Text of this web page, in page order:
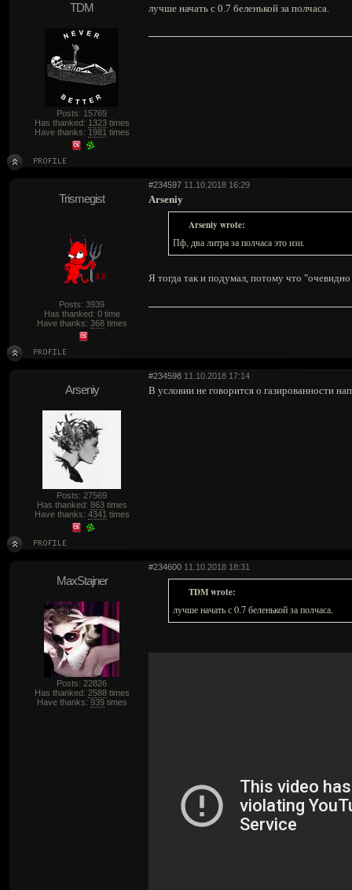
TDM
Posts: 15769
Has thanked: 1323times
Have thanks: 1981 times
лучше начать с 0.7 беленькой за полчаса.
#234597 11.10.2018 16:29
Trismegist
Posts: 3939
Has thanked: 0 time
Have thanks: 368times
Arseniy
Arseniy wrote:
Пф, два литра за полчаса это изи.
Я тогда так и подумал, потому что
#234598 11.10.2018 17:14
Arseniy
Posts: 27569
Has thanked: 863times
Have thanks: 4341 times
В условии не говорится о газированности
#234600 11.10.2018 18:31
MaxStajner
Posts: 22826
Has thanked: 2588times
Have thanks: 939times
TDM wrote:
лучше начать с 0.7 беленькой за полчаса.